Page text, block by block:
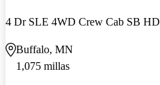
4 Dr SLE 4WD Crew Cab SB HD
Buffalo, MN
1,075 millas